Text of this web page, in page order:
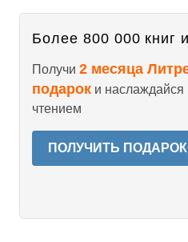
Более 800 000 книг
Получи 2 месяца
подарок и
чтением
ПОЛУЧИТЬ ПОДАРОК